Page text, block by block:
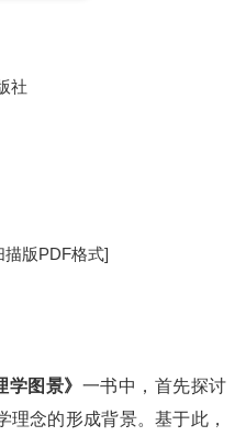
社
描版PDF格式]
学图景》 一书中，首先探讨
理念的形成背景。基于此，